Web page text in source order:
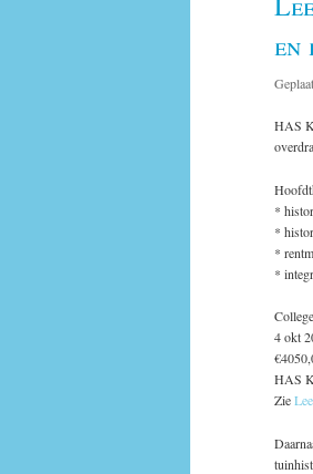
en
HAS
*
*
*
*
4 okt
HAS
Zie